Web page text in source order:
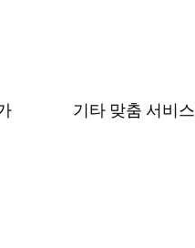
기타 맞춤 서비스